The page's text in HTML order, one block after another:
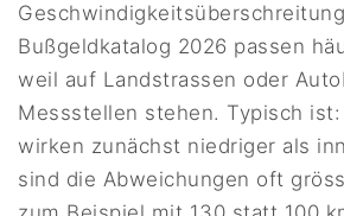
Bußgeldkatalog 2026 passen
weil auf Landstrassen oder
Messstellen stehen. Typisch
wirken zunächst niedriger als
sind die Abweichungen oft